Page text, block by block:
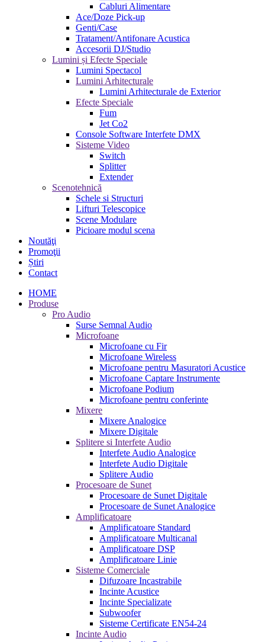
Cabluri Alimentare
Ace/Doze Pick-up
Genti/Case
Tratament/Antifonare Acustica
Accesorii DJ/Studio
Lumini și Efecte Speciale
Lumini Spectacol
Lumini Arhitecturale
Lumini Arhitecturale de Exterior
Efecte Speciale
Fum
Jet Co2
Console Software Interfete DMX
Sisteme Video
Switch
Splitter
Extender
Scenotehnică
Schele si Structuri
Lifturi Telescopice
Scene Modulare
Picioare modul scena
Noutăţi
Promoţii
Știri
Contact
HOME
Produse
Pro Audio
Surse Semnal Audio
Microfoane
Microfoane cu Fir
Microfoane Wireless
Microfoane pentru Masuratori Acustice
Microfoane Captare Instrumente
Microfoane Podium
Microfoane pentru conferinte
Mixere
Mixere Analogice
Mixere Digitale
Splitere si Interfete Audio
Interfete Audio Analogice
Interfete Audio Digitale
Splitere Audio
Procesoare de Sunet
Procesoare de Sunet Digitale
Procesoare de Sunet Analogice
Amplificatoare
Amplificatoare Standard
Amplificatoare Multicanal
Amplificatoare DSP
Amplificatoare Linie
Sisteme Comerciale
Difuzoare Incastrabile
Incinte Acustice
Incinte Specializate
Subwoofer
Sisteme Certificate EN54-24
Incinte Audio